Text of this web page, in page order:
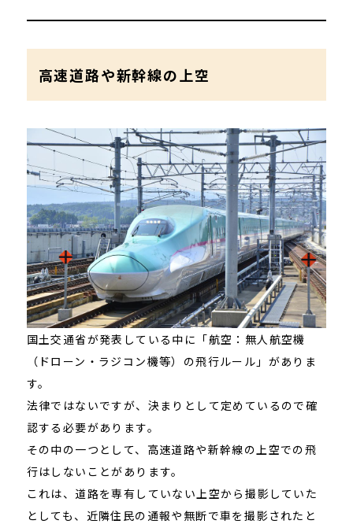
高速道路や新幹線の上空
国土交通省が発表している中に「航空：無人航空機
（ドローン・ラジコン機等）の飛行ルール」がありま
す。
法律ではないですが、決まりとして定めているので確
認する必要があります。
その中の一つとして、高速道路や新幹線の上空での飛
行はしないことがあります。
これは、道路を専有していない上空から撮影していた
としても、近隣住民の通報や無断で車を撮影されたと